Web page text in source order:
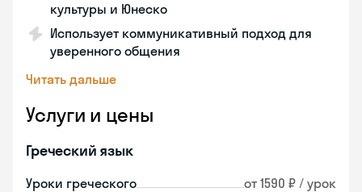
культуры и Юнеско
Использует коммуникативный подход для
уверенного общения
Читать дальше
Услуги и цены
Греческий язык
Уроки греческого от 1590 ₽ / урок